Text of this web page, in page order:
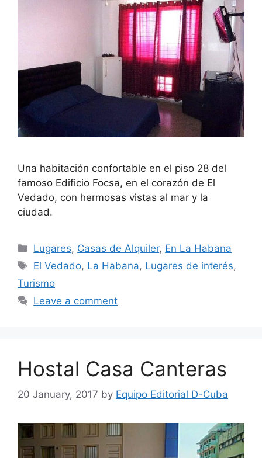
Una habitación confortable en el piso 28 del
famoso Edificio Focsa, en el corazón de El
Vedado, con hermosas vistas al mar y la
ciudad.
Categories
Lugares, Casas de Alquiler, En La Habana
Tags
El Vedado, La Habana, Lugares de interés,
Turismo
Leave a comment
Hostal Casa Canteras
20 January, 2017 by Equipo Editorial D-Cuba